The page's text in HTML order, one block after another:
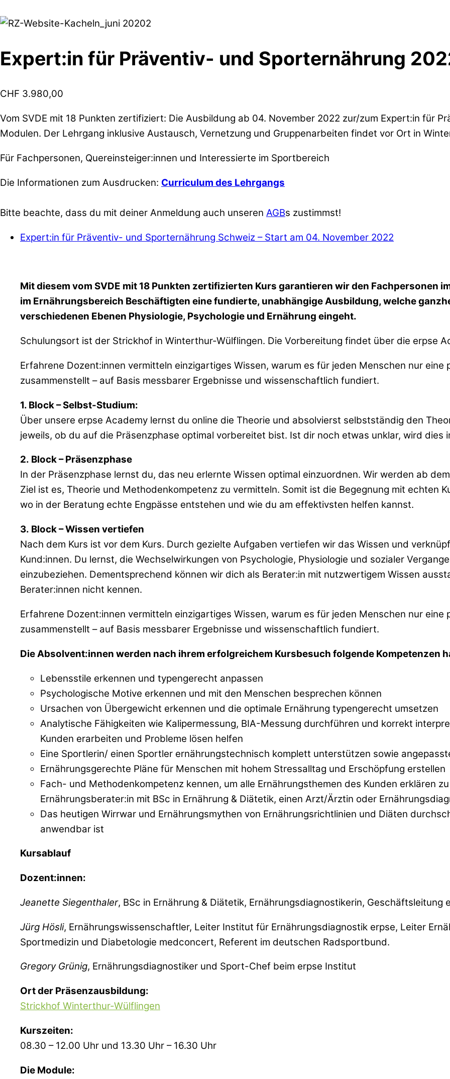
Expert:in für Präventiv- und Sporternährung
CHF 3.980,00
Vom SVDE mit 18 Punkten zertifiziert: Die Ausbildung ab 04. November 2022 zur/zum Expert:in für
Modulen. Der Lehrgang inklusive Austausch, Vernetzung und Gruppenarbeiten findet vor Ort in
Für Fachpersonen, Quereinsteiger:innen und Interessierte im Sportbereich
Die Informationen zum Ausdrucken: Curriculum des Lehrgangs
Bitte beachte, dass du mit deiner Anmeldung auch unseren AGBs zustimmst!
Expert:in für Präventiv- und Sporternährung Schweiz – Start am 04. November 2022
Mit diesem vom SVDE mit 18 Punkten zertifizierten Kurs garantieren wir den Fachpersonen
im Ernährungsbereich Beschäftigten eine fundierte, unabhängige Ausbildung, welche
verschiedenen Ebenen Physiologie, Psychologie und Ernährung eingeht.
Schulungsort ist der Strickhof in Winterthur-Wülflingen. Die Vorbereitung findet über die erpse
Erfahrene Dozent:innen vermitteln einzigartiges Wissen, warum es für jeden Menschen nur eine
zusammenstellt – auf Basis messbarer Ergebnisse und wissenschaftlich fundiert.
1. Block – Selbst-Studium:
Über unsere erpse Academy lernst du online die Theorie und absolvierst selbstständig den
jeweils, ob du auf die Präsenzphase optimal vorbereitet bist. Ist dir noch etwas unklar, wird dies
2. Block – Präsenzphase
In der Präsenzphase lernst du, das neu erlernte Wissen optimal einzuordnen. Wir werden ab
Ziel ist es, Theorie und Methodenkompetenz zu vermitteln. Somit ist die Begegnung mit echten
wo in der Beratung echte Engpässe entstehen und wie du am effektivsten helfen kannst.
3. Block – Wissen vertiefen
Nach dem Kurs ist vor dem Kurs. Durch gezielte Aufgaben vertiefen wir das Wissen und
Kund:innen. Du lernst, die Wechselwirkungen von Psychologie, Physiologie und sozialer
einzubeziehen. Dementsprechend können wir dich als Berater:in mit nutzwertigem Wissen
Berater:innen nicht kennen.
Erfahrene Dozent:innen vermitteln einzigartiges Wissen, warum es für jeden Menschen nur eine
zusammenstellt – auf Basis messbarer Ergebnisse und wissenschaftlich fundiert.
Die Absolvent:innen werden nach ihrem erfolgreichem Kursbesuch folgende Kompetenzen
Lebensstile erkennen und typengerecht anpassen
Psychologische Motive erkennen und mit den Menschen besprechen können
Ursachen von Übergewicht erkennen und die optimale Ernährung typengerecht umsetzen
Analytische Fähigkeiten wie Kalipermessung, BIA-Messung durchführen und korrekt
Kunden erarbeiten und Probleme lösen helfen
Eine Sportlerin/ einen Sportler ernährungstechnisch komplett unterstützen sowie
Ernährungsgerechte Pläne für Menschen mit hohem Stressalltag und Erschöpfung erstellen
Fach- und Methodenkompetenz kennen, um alle Ernährungsthemen des Kunden erklären
Ernährungsberater:in mit BSc in Ernährung & Diätetik, einen Arzt/Ärztin oder
Das heutigen Wirrwar und Ernährungsmythen von Ernährungsrichtlinien und Diäten
anwendbar ist
Kursablauf
Dozent:innen:
Jeanette Siegenthaler, BSc in Ernährung & Diätetik, Ernährungsdiagnostikerin, Geschäftsleitung
Jürg Hösli, Ernährungswissenschaftler, Leiter Institut für Ernährungsdiagnostik erpse, Leiter
Sportmedizin und Diabetologie medconcert, Referent im deutschen Radsportbund.
Gregory Grünig, Ernährungsdiagnostiker und Sport-Chef beim erpse Institut
Ort der Präsenzausbildung:
Strickhof Winterthur-Wülflingen
Kurszeiten:
08.30 – 12.00 Uhr und 13.30 Uhr – 16.30 Uhr
Die Module: